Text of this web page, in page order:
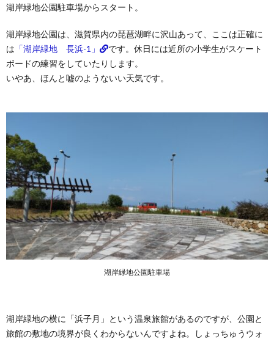
湖岸緑地公園駐車場からスタート。
湖岸緑地公園は、滋賀県内の琵琶湖畔に沢山あって、ここは正確に
は 「湖岸緑地 長浜-1」
です。休日には近所の小学生がスケート
ボードの練習をしていたりします。
いやあ、ほんと嘘のようないい天気です。
湖岸緑地公園駐車場
湖岸緑地の横に「浜子月」という温泉旅館があるのですが、公園と
旅館の敷地の境界が良くわからないんですよね。しょっちゅうウォ